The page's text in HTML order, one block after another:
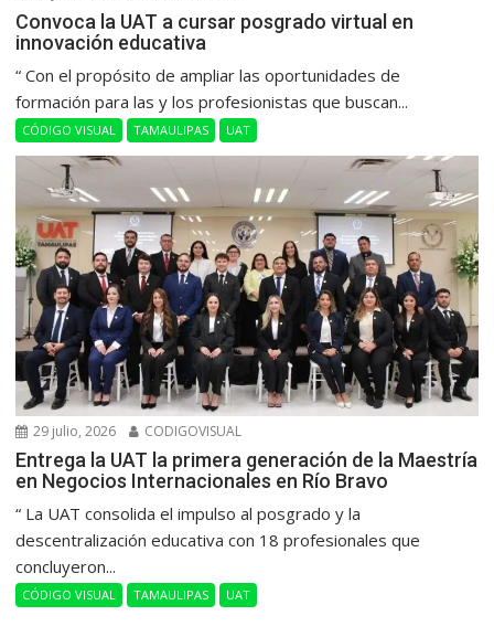
Convoca la UAT a cursar posgrado virtual en
innovación educativa
“ Con el propósito de ampliar las oportunidades de
formación para las y los profesionistas que buscan...
CÓDIGO VISUAL TAMAULIPAS UAT
29 julio, 2026 CODIGOVISUAL
Entrega la UAT la primera generación de la Maestría
en Negocios Internacionales en Río Bravo
“ La UAT consolida el impulso al posgrado y la
descentralización educativa con 18 profesionales que
concluyeron...
CÓDIGO VISUAL TAMAULIPAS UAT